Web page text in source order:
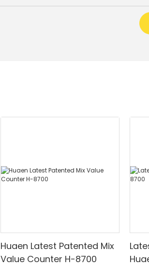
Huaen Latest Patented Mix
Value Counter H-8700